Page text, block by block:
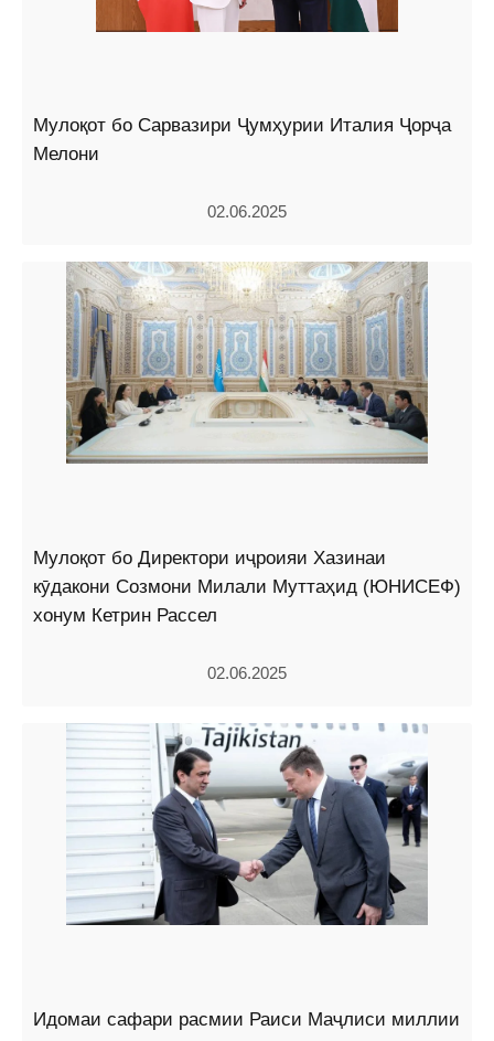
Мулоқот бо Сарвазири Ҷумҳурии Италия Ҷорҷа
Мелони
02.06.2025
Мулоқот бо Директори иҷроияи Хазинаи
кӯдакони Созмони Милали Муттаҳид (ЮНИСЕФ)
хонум Кетрин Рассел
02.06.2025
Идомаи сафари расмии Раиси Маҷлиси миллии